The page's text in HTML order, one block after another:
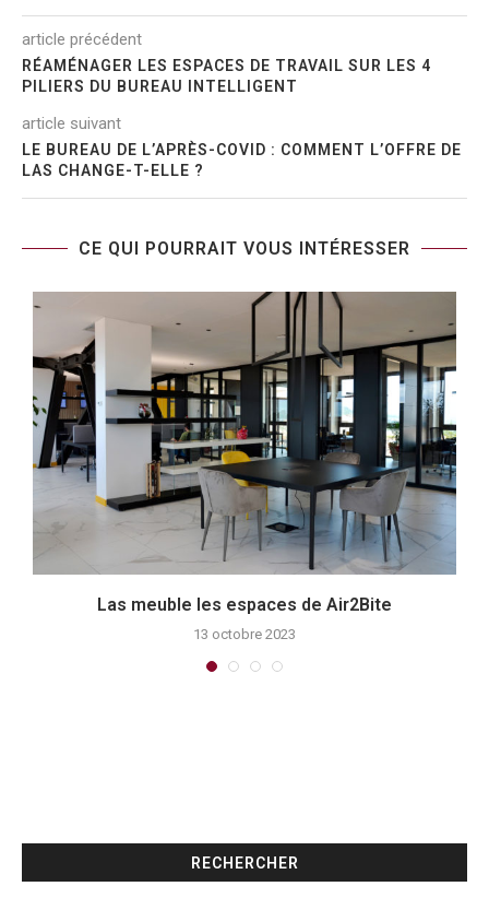
article précédent
RÉAMÉNAGER LES ESPACES DE TRAVAIL SUR LES 4
PILIERS DU BUREAU INTELLIGENT
article suivant
LE BUREAU DE L’APRÈS-COVID : COMMENT L’OFFRE DE
LAS CHANGE-T-ELLE ?
CE QUI POURRAIT VOUS INTÉRESSER
Las meuble les espaces de Air2Bite
13 octobre 2023
RECHERCHER